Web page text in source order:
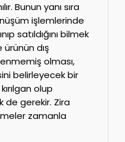
Bunun yanı sıra
işlemlerinde
satıldığını bilmek
dış
olması,
belirleyecek bir
olup
de gerekir. Zira
zamanla